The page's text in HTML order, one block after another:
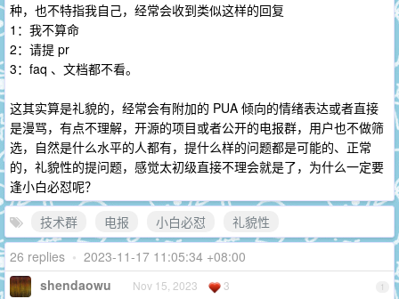
种，也不特指我自己，经常会收到类似这样的回复
1：我不算命
2：请提 pr
3：faq 、文档都不看。
这其实算是礼貌的，经常会有附加的 PUA 倾向的情绪表达或者直接
是漫骂，有点不理解，开源的项目或者公开的电报群，用户也不做筛
选，自然是什么水平的人都有，提什么样的问题都是可能的、正常
的，礼貌性的提问题，感觉太初级直接不理会就是了，为什么一定要
逢小白必怼呢？
技术群
电报 小白必怼
礼貌性
26 replies • 2023-11-17 11:05:34 +08:00
1
shendaowu Nov 15, 2023 3